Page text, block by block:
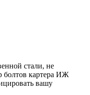
стали, не
болтов картера ИЖ
вашу